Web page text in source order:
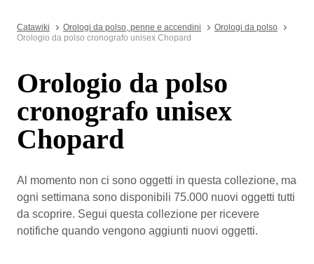
Catawiki Orologi da polso, penne e accendini
Orologi da polso
Orologio da polso cronografo unisex Chopard
Orologio da polso
cronografo unisex
Chopard
Al momento non ci sono oggetti in questa collezione, ma
ogni settimana sono disponibili 75.000 nuovi oggetti tutti
da scoprire. Segui questa collezione per ricevere
notifiche quando vengono aggiunti nuovi oggetti.